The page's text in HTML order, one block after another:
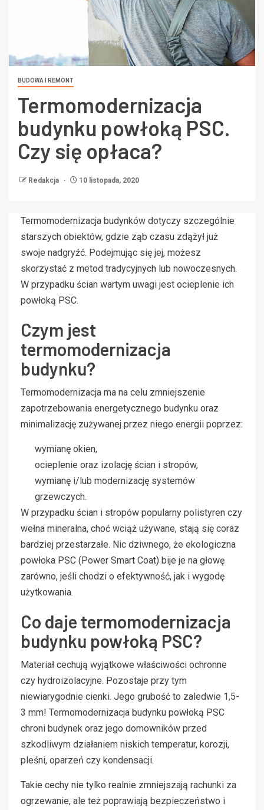
BUDOWA I REMONT
Termomodernizacja
budynku powłoką PSC.
Czy się opłaca?
Redakcja 10 listopada, 2020
Termomodernizacja budynków dotyczy szczególnie
starszych obiektów, gdzie ząb czasu zdążył już
swoje nadgryźć. Podejmując się jej, możesz
skorzystać z metod tradycyjnych lub nowoczesnych.
W przypadku ścian wartym uwagi jest ocieplenie ich
powłoką PSC.
Czym jest
termomodernizacja
budynku?
Termomodernizacja ma na celu zmniejszenie
zapotrzebowania energetycznego budynku oraz
minimalizację zużywanej przez niego energii poprzez:
wymianę okien,
ocieplenie oraz izolację ścian i stropów,
wymianę i/lub modernizację systemów
grzewczych.
W przypadku ścian i stropów popularny polistyren czy
wełna mineralna, choć wciąż używane, stają się coraz
bardziej przestarzałe. Nic dziwnego, że ekologiczna
powłoka PSC (Power Smart Coat) bije je na głowę
zarówno, jeśli chodzi o efektywność, jak i wygodę
użytkowania.
Co daje termomodernizacja
budynku powłoką PSC?
Materiał cechują wyjątkowe właściwości ochronne
czy hydroizolacyjne. Pozostaje przy tym
niewiarygodnie cienki. Jego grubość to zaledwie 1,5-
3 mm! Termomodernizacja budynku powłoką PSC
chroni budynek oraz jego domowników przed
szkodliwym działaniem niskich temperatur, korozji,
pleśni, oparzeń czy kondensacji.
Takie cechy nie tylko realnie zmniejszają rachunki za
ogrzewanie, ale też poprawiają bezpieczeństwo i